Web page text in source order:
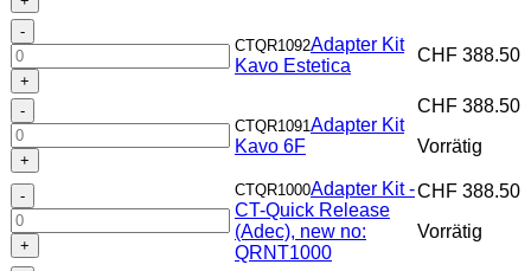
K4
Adapter
Kit
Kavo
Estetica
CTQR1092Adapter Kit
Kavo Estetica
CHF 388.50
Adapter
Kit
Kavo
6F
Menge
CTQR1091Adapter Kit
Kavo 6F
CHF 388.50
Vorrätig
Adapter
Kit
-
CT-
CTQR1000Adapter Kit -
CT-Quick Release
(Adec), new no:
QRNT1000
CHF 388.50
Vorrätig